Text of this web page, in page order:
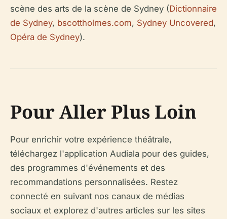
scène des arts de la scène de Sydney (Dictionnaire
de Sydney, bscottholmes.com, Sydney Uncovered,
Opéra de Sydney).
Pour Aller Plus Loin
Pour enrichir votre expérience théâtrale,
téléchargez l'application Audiala pour des guides,
des programmes d'événements et des
recommandations personnalisées. Restez
connecté en suivant nos canaux de médias
sociaux et explorez d'autres articles sur les sites